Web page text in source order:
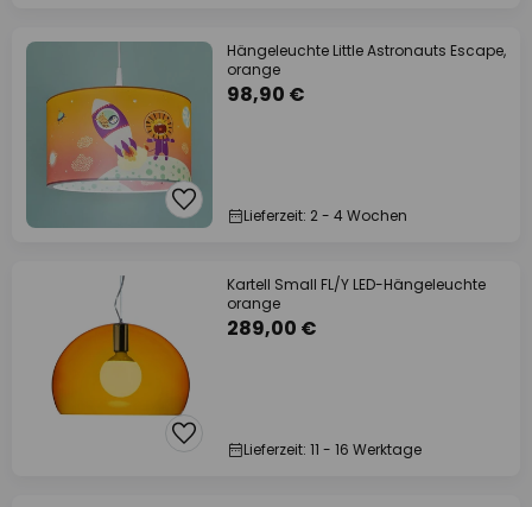
Hängeleuchte Little Astronauts Escape,
orange
98,90 €
Lieferzeit: 2 - 4 Wochen
Kartell Small FL/Y LED-Hängeleuchte
orange
289,00 €
Lieferzeit: 11 - 16 Werktage